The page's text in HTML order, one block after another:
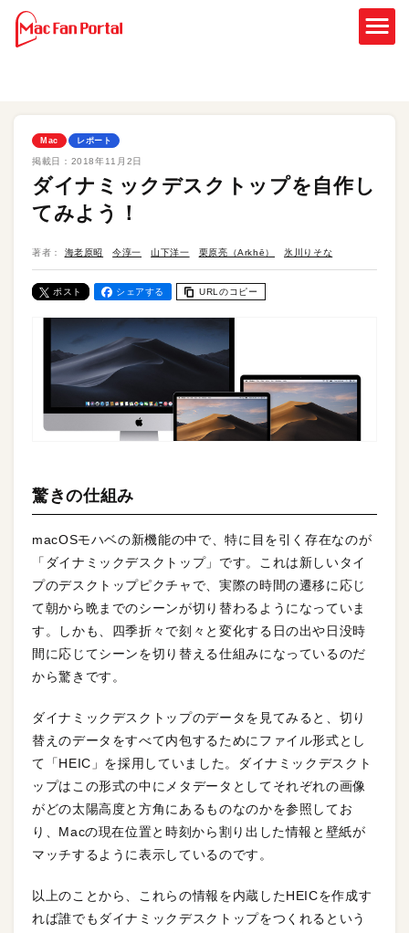
Mac レポート
掲載日： 2018年11月2日
ダイナミックデスクトップを自作し
てみよう！
著者： 海老原昭 今淳一 山下洋一 栗原亮（Arkhē） 氷川りそな
ポスト シェアする URLのコピー
驚きの仕組み
macOSモハベの新機能の中で、特に目を引く存在なのが
「ダイナミックデスクトップ」です。これは新しいタイ
プのデスクトップピクチャで、実際の時間の遷移に応じ
て朝から晩までのシーンが切り替わるようになっていま
す。しかも、四季折々で刻々と変化する日の出や日没時
間に応じてシーンを切り替える仕組みになっているのだ
から驚きです。
ダイナミックデスクトップのデータを見てみると、切り
替えのデータをすべて内包するためにファイル形式とし
て「HEIC」を採用していました。ダイナミックデスクト
ップはこの形式の中にメタデータとしてそれぞれの画像
がどの太陽高度と方角にあるものなのかを参照してお
り、Macの現在位置と時刻から割り出した情報と壁紙が
マッチするように表示しているのです。
以上のことから、これらの情報を内蔵したHEICを作成す
れば誰でもダイナミックデスクトップをつくれるという